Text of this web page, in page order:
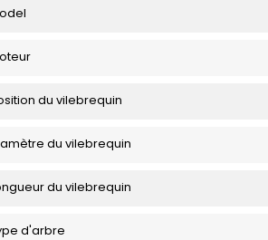
du vilebrequin
du vilebrequin
du vilebrequin
d'arbre